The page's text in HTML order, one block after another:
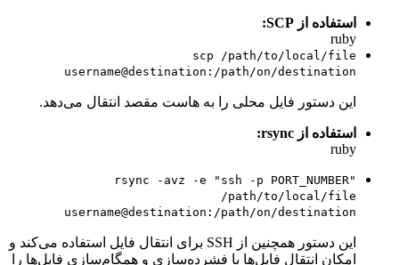
استفاده از SCP:
ruby
scp /path/to/local/file
username@destination :/path/on/destination
این دستور فایل محلی را به هاست مقصد انتقال می‌دهد.
استفاده از rsync:
ruby
rsync -avz -e
"ssh -p PORT_NUMBER"
/path/to/local/file
username@destination :/path/on/destination
این دستور همچنین از SSH برای انتقال فایل استفاده می‌کند و
امکان انتقال فایل‌ها با فشرده‌سازی و همگام‌سازی فایل‌ها را